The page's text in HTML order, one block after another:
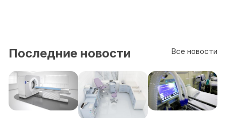
рец
ирку
р
наст
енн
ый
дны
й
ирку
лято
Все новости
Последние новости